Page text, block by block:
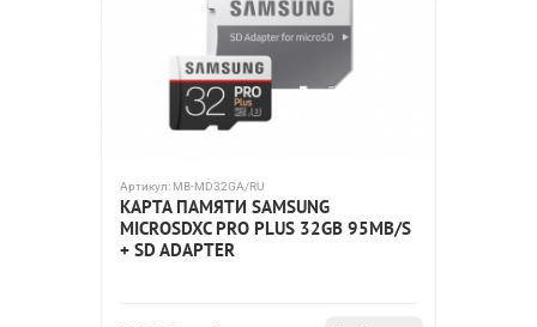
Артикул: MB-MD32GA/RU
КАРТА ПАМЯТИ SAMSUNG
MICROSDXC PRO PLUS 32GB 95MB/S
+ SD ADAPTER